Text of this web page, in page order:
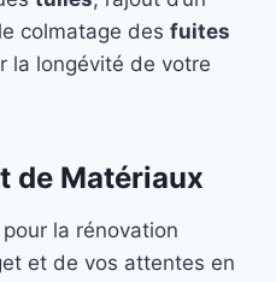
colmatage des fuites
la longévité de votre
de Matériaux
pour la rénovation
et de vos attentes en